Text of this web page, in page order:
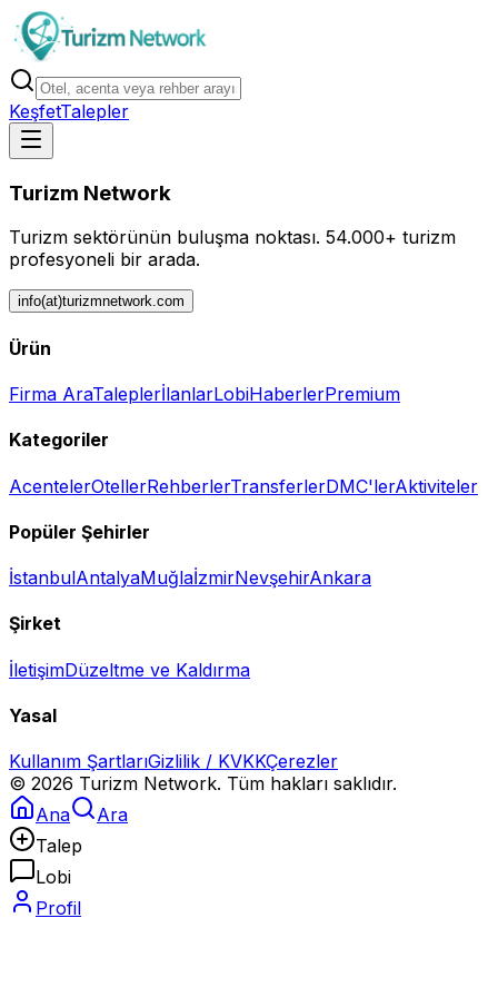
KeşfetTalepler
Turizm Network
Turizm sektörünün buluşma noktası. 54.000+ turizm
profesyoneli bir arada.
info(at)turizmnetwork.com
Ürün
Firma AraTaleplerİlanlarLobiHaberlerPremium
Kategoriler
AcentelerOtellerRehberlerTransferlerDMC'lerAktiviteler
Popüler Şehirler
İstanbulAntalyaMuğlaİzmirNevşehirAnkara
Şirket
İletişimDüzeltme ve Kaldırma
Yasal
Kullanım ŞartlarıGizlilik / KVKKÇerezler
© 2026 Turizm Network. Tüm hakları saklıdır.
Ana
Ara
Talep
Lobi
Profil